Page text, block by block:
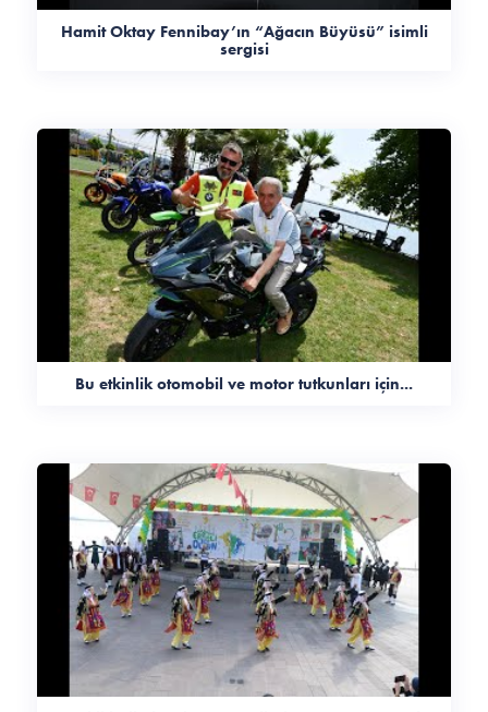
Hamit Oktay Fennibay’ın “Ağacın Büyüsü” isimli
sergisi
Bu etkinlik otomobil ve motor tutkunları için...